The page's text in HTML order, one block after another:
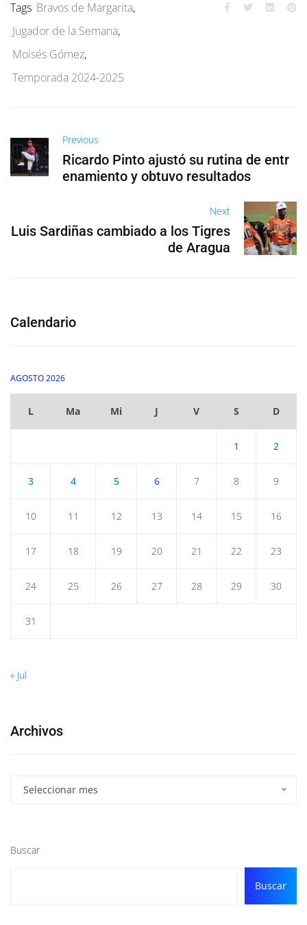
Tags Bravos de Margarita,
Jugador de la Semana,
Moisés Gómez,
Temporada 2024-2025
Previous
Ricardo Pinto ajustó su rutina de entr
enamiento y obtuvo resultados
Next
Luis Sardiñas cambiado a los Tigres
de Aragua
Calendario
AGOSTO 2026
L Ma Mi J V S D
1 2
3 4 5 6 7 8 9
10 11 12 13 14 15 16
17 18 19 20 21 22 23
24 25 26 27 28 29 30
31
« Jul
Archivos
Seleccionar mes
Buscar
Buscar